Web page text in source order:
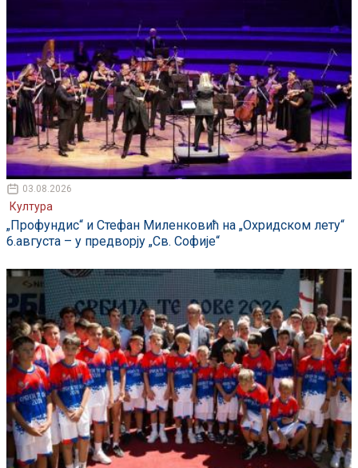
03.08.2026
Култура
„Профундис“ и Стефан Миленковић на „Охридском лету“
6.августа – у предворју „Св. Софије“